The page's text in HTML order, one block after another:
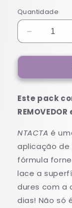
Quantidade
Diminuir
a
quantidade
INTACTA
(Cola,
Melt,
Este pack
NTACTA é
aplicação de
fórmula
lace a
dures com a
dias! Não só